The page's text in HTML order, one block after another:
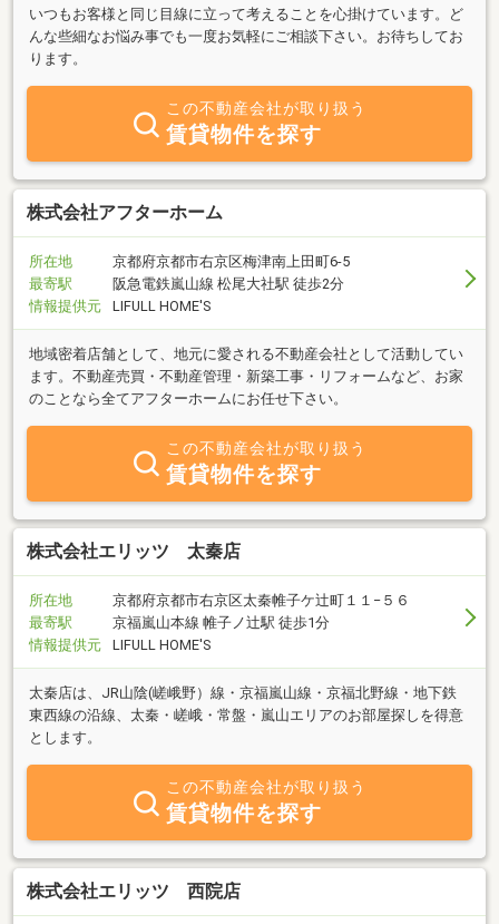
いつもお客様と同じ目線に立って考えることを心掛けています。ど
んな些細なお悩み事でも一度お気軽にご相談下さい。お待ちしてお
ります。
この不動産会社が取り扱う
賃貸物件を探す
株式会社アフターホーム
所在地
京都府京都市右京区梅津南上田町6-5
最寄駅
阪急電鉄嵐山線 松尾大社駅 徒歩2分
情報提供元
LIFULL HOME'S
地域密着店舗として、地元に愛される不動産会社として活動してい
ます。不動産売買・不動産管理・新築工事・リフォームなど、お家
のことなら全てアフターホームにお任せ下さい。
この不動産会社が取り扱う
賃貸物件を探す
株式会社エリッツ 太秦店
所在地
京都府京都市右京区太秦帷子ケ辻町１１−５６
最寄駅
京福嵐山本線 帷子ノ辻駅 徒歩1分
情報提供元
LIFULL HOME'S
太秦店は、JR山陰(嵯峨野）線・京福嵐山線・京福北野線・地下鉄
東西線の沿線、太秦・嵯峨・常盤・嵐山エリアのお部屋探しを得意
とします。
この不動産会社が取り扱う
賃貸物件を探す
株式会社エリッツ 西院店